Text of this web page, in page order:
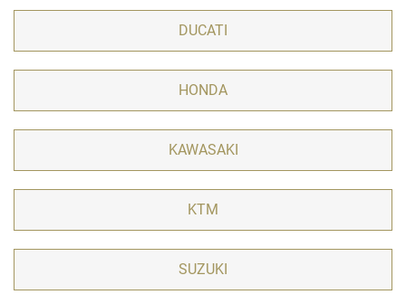
DUCATI
HONDA
KAWASAKI
KTM
SUZUKI